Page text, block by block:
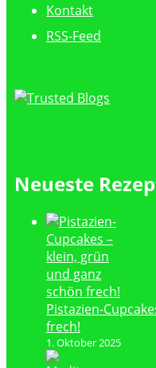
Kontakt
RSS-Feed
Neueste
Pistazien-
frech!
1. Oktober 2025